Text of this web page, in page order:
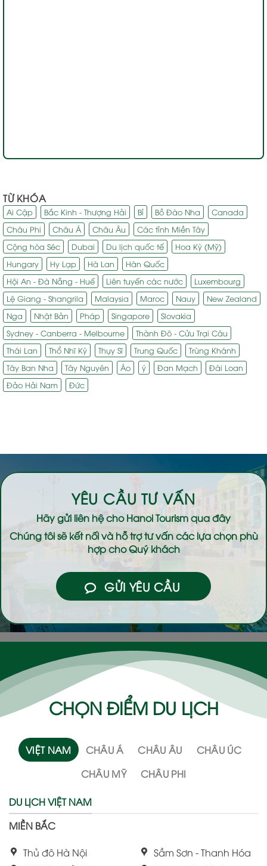
TỪ KHÓA
Ai Cập Bắc Kinh - Thượng Hải Bỉ Bồ Đào Nha
Canada
Châu Phi
Châu Á Châu Âu
Các tỉnh Miền Tây
Cộng hòa Séc
Dubai Du lịch quốc tế
Hoa Kỳ (Mỹ)
Hungary
Hy Lạp Hà Lan
Hàn Quốc
Hội An - Đà Nẵng - Huế
Liên tuyến các nước
Luxembourg
Lệ Giang - Shangrila
Malaysia Maroc Nauy
New Zealand
Nga
Nhật Bản Pháp Singapore
Slovakia
Sydney - Canberra - Melbourne
Thành Đô - Cửu Trại Câu
Thái Lan
Thổ Nhĩ Kỳ Thụy Sĩ Trung Quốc
Trùng Khánh
Tây Ban Nha
Tây Nguyên Áo ý Đan Mạch
Đài Loan
Đảo Hải Nam
Đức
YÊU CẦU TƯ VẤN
Hãy gửi liên hệ choHanoi Tourismqua đây
Chúng tôi sẽ kết nối và hỗ trợ tư vấn các lựa chọn phù
hợp cho Quý khách
GỬI YÊU CẦU
CHỌN ĐIỂM DU LỊCH
VIỆT NAM CHÂU Á CHÂU ÂU
CHÂU ÚC
CHÂU MỸ
CHÂU PHI
DU LỊCH VIỆT NAM
MIỀN BẮC
Thủ đô Hà Nội
Sầm Sơn - Thanh Hóa